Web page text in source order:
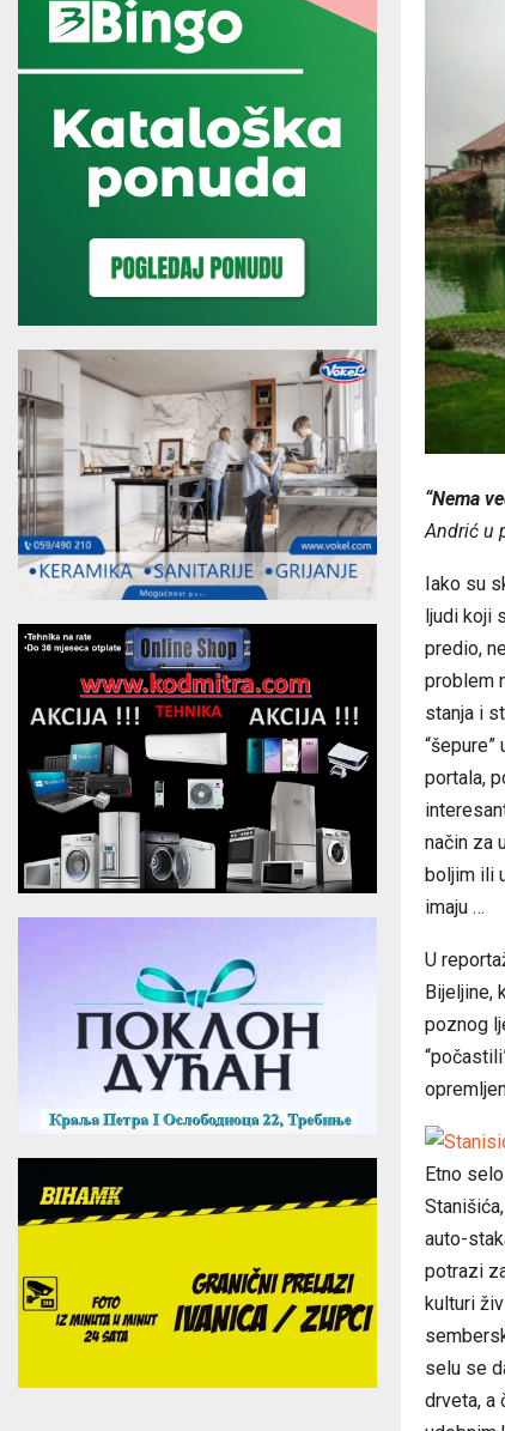
“Nema
Andrić u
Iako su
ljudi koji
predio,
problem
stanja i
portala,
način za
boljim ili
imaju …
U
Bijeljine,
poznog
Etno
auto-
potrazi
kulturi
selu se
drveta, a